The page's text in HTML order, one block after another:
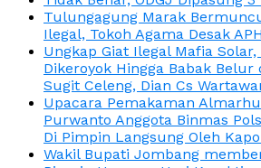
Tulungagung Marak
Ilegal, Tokoh Agama Desak
Ungkap Giat Ilegal Mafia
Dikeroyok Hingga Babak
Sugit Celeng, Dian Cs
Upacara Pemakaman
Purwanto Anggota Binmas
Di Pimpin Langsung Oleh
Wakil Bupati Jombang